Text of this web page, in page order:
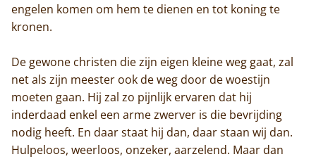
engelen komen om hem te dienen en tot koning te
kronen.
De gewone christen die zijn eigen kleine weg gaat, zal
net als zijn meester ook de weg door de woestijn
moeten gaan. Hij zal zo pijnlijk ervaren dat hij
inderdaad enkel een arme zwerver is die bevrijding
nodig heeft. En daar staat hij dan, daar staan wij dan.
Hulpeloos, weerloos, onzeker, aarzelend. Maar dan